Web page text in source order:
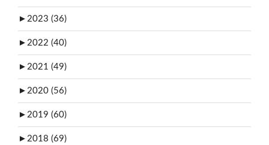
► 2023 (36)
► 2022 (40)
► 2021 (49)
► 2020 (56)
► 2019 (60)
► 2018 (69)